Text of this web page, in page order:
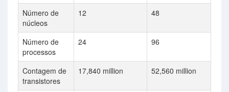
Número de
núcleos
12 48
Número de
processos
24 96
Contagem de
transistores
17,840 million 52,560 million